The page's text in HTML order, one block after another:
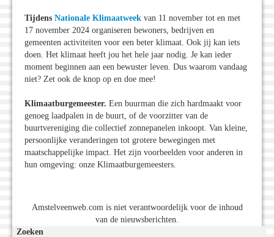
Tijdens Nationale Klimaatweek van 11 november tot en met
17 november 2024 organiseren bewoners, bedrijven en
gemeenten activiteiten voor een beter klimaat. Ook jij kan iets
doen. Het klimaat heeft jou het hele jaar nodig. Je kan ieder
moment beginnen aan een bewuster leven. Dus waarom vandaag
niet? Zet ook de knop op en doe mee!
Klimaatburgemeester. Een buurman die zich hardmaakt voor
genoeg laadpalen in de buurt, of de voorzitter van de
buurtvereniging die collectief zonnepanelen inkoopt. Van kleine,
persoonlijke veranderingen tot grotere bewegingen met
maatschappelijke impact. Het zijn voorbeelden voor anderen in
hun omgeving: onze Klimaatburgemeesters.
Amstelveenweb.com is niet verantwoordelijk voor de inhoud
van de nieuwsberichten.
Zoeken